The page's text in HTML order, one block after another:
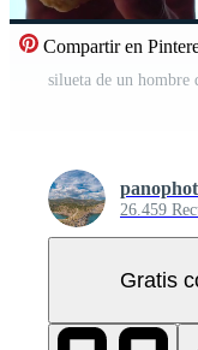
Compartir en
26.459
Gratis